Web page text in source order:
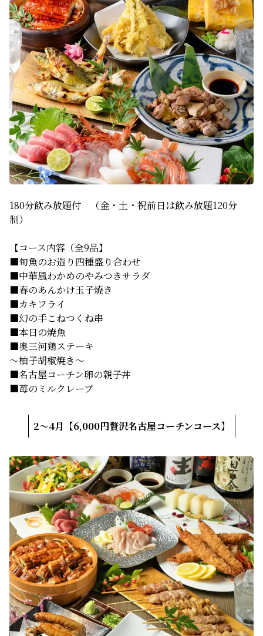
180分飲み放題付　（金・土・祝前日は飲み放題120分
制）
【コース内容（全9品】
■旬魚のお造り四種盛り合わせ
■中華風わかめのやみつきサラダ
■春のあんかけ玉子焼き
■カキフライ
■幻の手こねつくね串
■本日の焼魚
■奥三河鶏ステーキ
～柚子胡椒焼き～
■名古屋コーチン卵の親子丼
■苺のミルクレープ
2～4月【6,000円贅沢名古屋コーチンコース】